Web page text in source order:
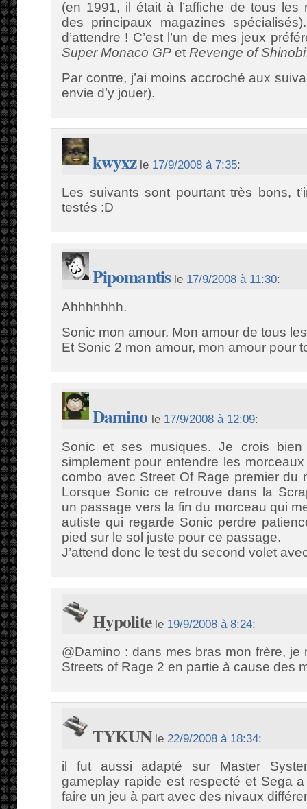
(en 1991, il était à l’affiche de tous les
des principaux magazines
d’attendre ! C’est l’un de mes jeux
Super Monaco GP et Revenge of Shinobi
Par contre, j’ai moins accroché aux
envie d’y jouer).
kwyxzle 17/9/2008 à 7:35:
Les suivants sont pourtant très bons,
testés :D
Pipomantisle 17/9/2008 à 11:30:
Ahhhhhhh.
Sonic mon amour. Mon amour de tous
Et Sonic 2 mon amour, mon amour pour
Damino le 17/9/2008 à 12:09:
Sonic et ses musiques. Je crois bien
simplement pour entendre les
combo avec Street Of Rage premier du
Lorsque Sonic ce retrouve dans la
un passage vers la fin du morceau qui
autiste qui regarde Sonic perdre
pied sur le sol juste pour ce passage.
J’attend donc le test du second volet
Hypolitele 19/9/2008 à 8:24:
@Damino : dans mes bras mon frère,
Streets of Rage 2 en partie à cause des
TYKUN le22/9/2008 à 18:34:
il fut aussi adapté sur Master
gameplay rapide est respecté et Sega
faire un jeu à part avec des nivaux